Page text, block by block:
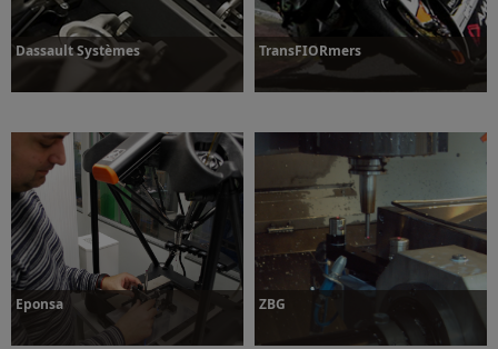
Dassault Systèmes
Dowiedz się więcej
TransFIORmers
Dowiedz się więcej
Eponsa ZBG